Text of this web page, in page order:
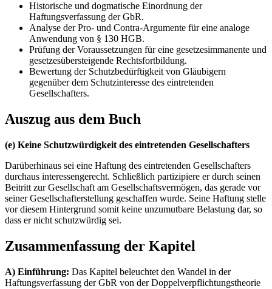
Historische und dogmatische Einordnung der
Haftungsverfassung der GbR.
Analyse der Pro- und Contra-Argumente für eine analoge
Anwendung von § 130 HGB.
Prüfung der Voraussetzungen für eine gesetzesimmanente und
gesetzesübersteigende Rechtsfortbildung.
Bewertung der Schutzbedürftigkeit von Gläubigern
gegenüber dem Schutzinteresse des eintretenden
Gesellschafters.
Auszug aus dem Buch
(e) Keine Schutzwürdigkeit des eintretenden Gesellschafters
Darüberhinaus sei eine Haftung des eintretenden Gesellschafters
durchaus interessengerecht. Schließlich partizipiere er durch seinen
Beitritt zur Gesellschaft am Gesellschaftsvermögen, das gerade vor
seiner Gesellschafterstellung geschaffen wurde. Seine Haftung stelle
vor diesem Hintergrund somit keine unzumutbare Belastung dar, so
dass er nicht schutzwürdig sei.
Zusammenfassung der Kapitel
A) Einführung: Das Kapitel beleuchtet den Wandel in der
Haftungsverfassung der GbR von der Doppelverpflichtungstheorie